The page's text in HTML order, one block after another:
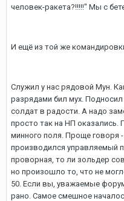
человек-ракета?!!!!!" Мы с
И ещё из той же
Служил у нас рядовой Мун.
разрядами бил мух.
солдат в радости. А надо
просто так на НП оказались.
минного поля. Проще говоря
производился управляемый
проворная, то ли зольдер
но произошло то, что не
50. Если вы, уважаемые
рано. Самое смешное